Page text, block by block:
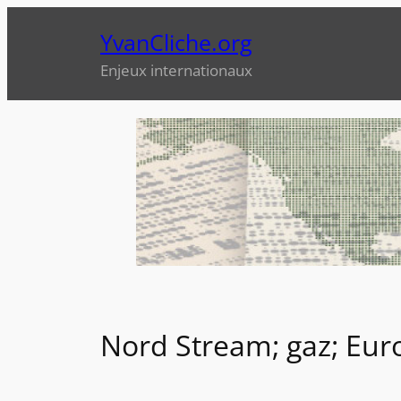
YvanCliche.org
Enjeux internationaux
Nord Stream; gaz;